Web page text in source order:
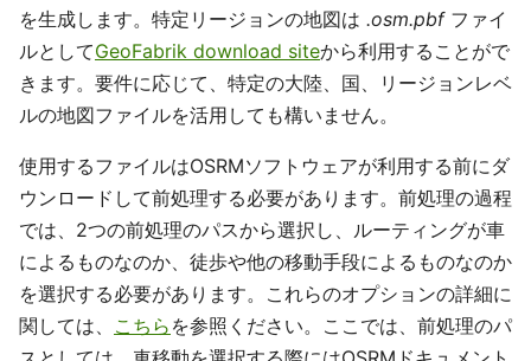
を生成します。特定リージョンの地図は .osm.pbfファイ
ルとしてGeoFabrik download siteから利用することがで
きます。要件に応じて、特定の大陸、国、リージョンレベ
ルの地図ファイルを活用しても構いません。
使用するファイルはOSRMソフトウェアが利用する前にダ
ウンロードして前処理する必要があります。前処理の過程
では、2つの前処理のパスから選択し、ルーティングが車
によるものなのか、徒歩や他の移動手段によるものなのか
を選択する必要があります。これらのオプションの詳細に
関しては、 こちら を参照ください。ここでは、前処理のパ